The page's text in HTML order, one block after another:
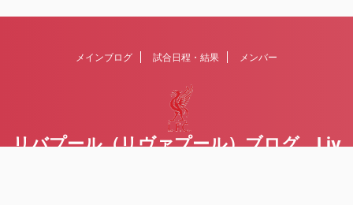
メインブログ 試合日程・結果 メンバー
リバプール（リヴァプール）ブログ Liv